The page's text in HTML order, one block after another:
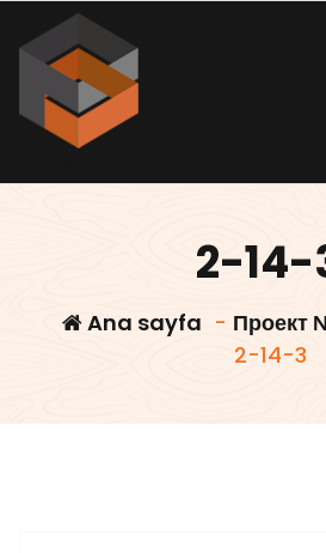
geç
2-14-
Ana sayfa - Проект
2-14-3